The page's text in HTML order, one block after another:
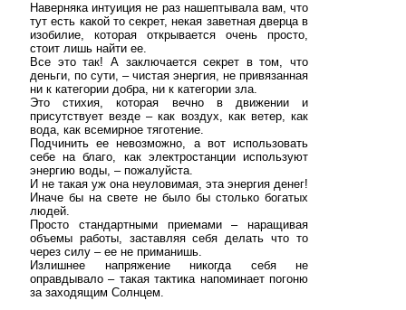
Наверняка интуиция не раз нашептывала вам, что
тут есть какой то секрет, некая заветная дверца в
изобилие, которая открывается очень просто,
стоит лишь найти ее.
Все это так! А заключается секрет в том, что
деньги, по сути, – чистая энергия, не привязанная
ни к категории добра, ни к категории зла.
Это стихия, которая вечно в движении и
присутствует везде – как воздух, как ветер, как
вода, как всемирное тяготение.
Подчинить ее невозможно, а вот использовать
себе на благо, как электростанции используют
энергию воды, – пожалуйста.
И не такая уж она неуловимая, эта энергия денег!
Иначе бы на свете не было бы столько богатых
людей.
Просто стандартными приемами – наращивая
объемы работы, заставляя себя делать что то
через силу – ее не приманишь.
Излишнее напряжение никогда себя не
оправдывало – такая тактика напоминает погоню
за заходящим Солнцем.